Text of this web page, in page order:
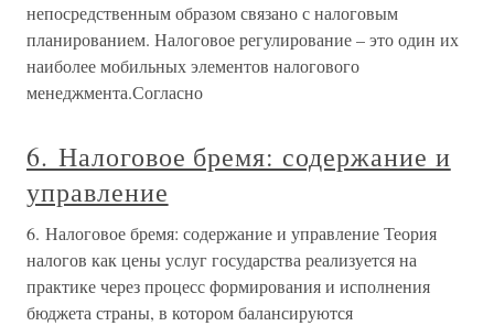
непосредственным образом связано с налоговым
планированием. Налоговое регулирование – это один их
наиболее мобильных элементов налогового
менеджмента.Согласно
6. Налоговое бремя: содержание и
управление
6. Налоговое бремя: содержание и управление Теория
налогов как цены услуг государства реализуется на
практике через процесс формирования и исполнения
бюджета страны, в котором балансируются